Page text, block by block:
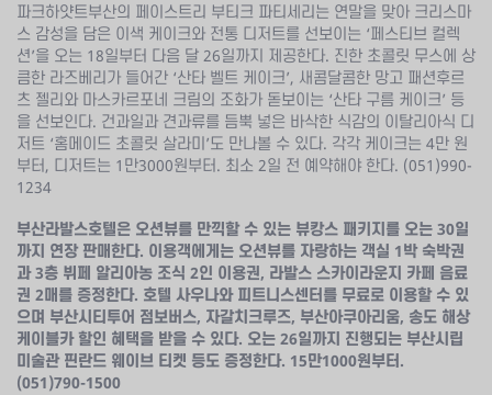
파크하얏트부산의 페이스트리 부티크 파티세리는 연말을 맞아 크리스마
스 감성을 담은 이색 케이크와 전통 디저트를 선보이는 ‘페스티브 컬렉
션’을 오는 18일부터 다음 달 26일까지 제공한다. 진한 초콜릿 무스에 상
큼한 라즈베리가 들어간 ‘산타 벨트 케이크’, 새콤달콤한 망고 패션후르
츠 젤리와 마스카르포네 크림의 조화가 돋보이는 ‘산타 구름 케이크’ 등
을 선보인다. 건과일과 견과류를 듬뿍 넣은 바삭한 식감의 이탈리아식 디
저트 ‘홈메이드 초콜릿 살라미’도 만나볼 수 있다. 각각 케이크는 4만 원
부터, 디저트는 1만3000원부터. 최소 2일 전 예약해야 한다. (051)990-
1234
부산라발스호텔은 오션뷰를 만끽할 수 있는 뷰캉스 패키지를 오는 30일
까지 연장 판매한다. 이용객에게는 오션뷰를 자랑하는 객실 1박 숙박권
과 3층 뷔페 알리아농 조식 2인 이용권, 라발스 스카이라운지 카페 음료
권 2매를 증정한다. 호텔 사우나와 피트니스센터를 무료로 이용할 수 있
으며 부산시티투어 점보버스, 자갈치크루즈, 부산아쿠아리움, 송도 해상
케이블카 할인 혜택을 받을 수 있다. 오는 26일까지 진행되는 부산시립
미술관 핀란드 웨이브 티켓 등도 증정한다. 15만1000원부터.
(051)790-1500